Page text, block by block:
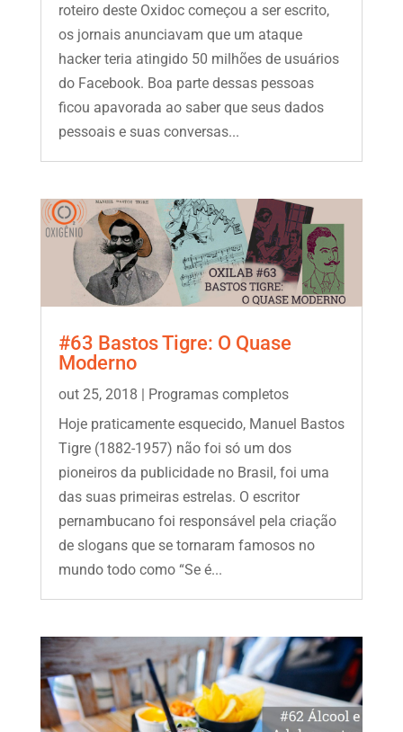
roteiro deste Oxidoc começou a ser escrito,
os jornais anunciavam que um ataque
hacker teria atingido 50 milhões de usuários
do Facebook. Boa parte dessas pessoas
ficou apavorada ao saber que seus dados
pessoais e suas conversas...
#63 Bastos Tigre: O Quase
Moderno
out 25, 2018 | Programas completos
Hoje praticamente esquecido, Manuel Bastos
Tigre (1882-1957) não foi só um dos
pioneiros da publicidade no Brasil, foi uma
das suas primeiras estrelas. O escritor
pernambucano foi responsável pela criação
de slogans que se tornaram famosos no
mundo todo como “Se é...